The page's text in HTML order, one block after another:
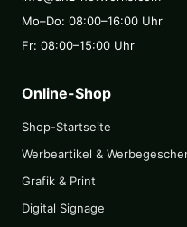
Mo–Do: 08:00–16:00 Uhr
Fr: 08:00–15:00 Uhr
Online-Shop
Shop-Startseite
Werbeartikel &
Grafik & Print
Digital Signage